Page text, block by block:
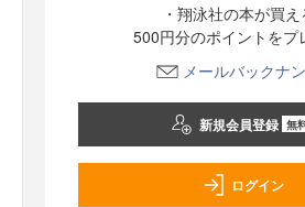
・翔泳社の本が買え
500円分のポイントをプ
メールバックナ
新規会員登録 無
ログイン